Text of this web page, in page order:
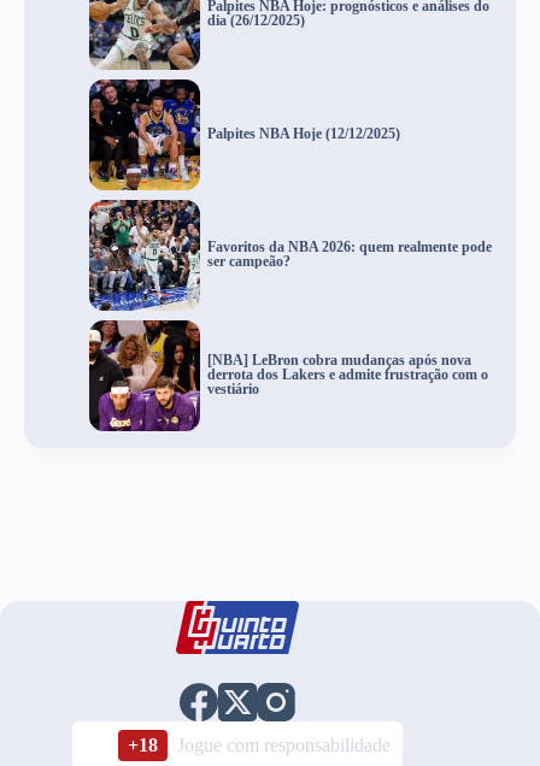
Palpites NBA Hoje: prognósticos e análises do
dia (26/12/2025)
Palpites NBA Hoje (12/12/2025)
Favoritos da NBA 2026: quem realmente pode
ser campeão?
[NBA] LeBron cobra mudanças após nova
derrota dos Lakers e admite frustração com o
vestiário
+18 Jogue com responsabilidade